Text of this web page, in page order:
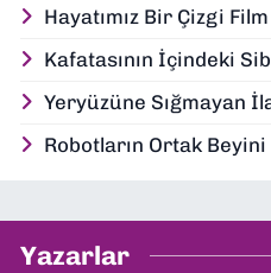
Hayatımız Bir Çizgi Film
Kafatasının İçindeki
Yeryüzüne Sığmayan
Robotların Ortak Beyini
Yazarlar